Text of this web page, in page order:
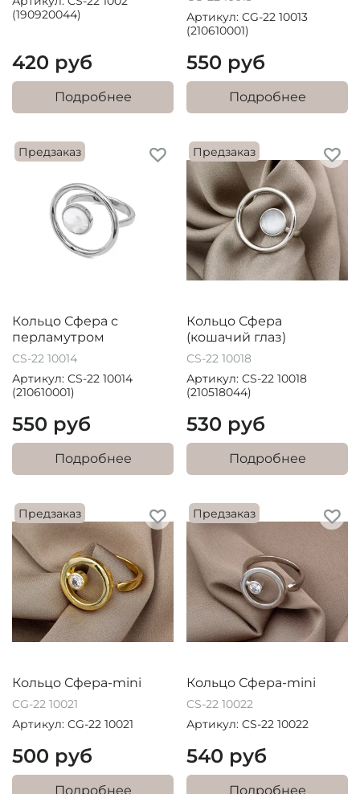
(190920044)
420 руб
Подробнее
Артикул: CG-22 10013
(210610001)
550 руб
Подробнее
Предзаказ
Кольцо Сфера с
перламутром
CS-22 10014
Артикул: CS-22 10014
(210610001)
550 руб
Подробнее
Предзаказ
Кольцо Сфера
(кошачий глаз)
CS-22 10018
Артикул: CS-22 10018
(210518044)
530 руб
Подробнее
Предзаказ
Кольцо Сфера-mini
CG-22 10021
Артикул: CG-22 10021
500 руб
Подробнее
Предзаказ
Кольцо Сфера-mini
CS-22 10022
Артикул: CS-22 10022
540 руб
Подробнее